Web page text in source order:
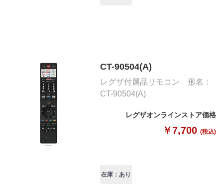
CT-90504(A)
レグザ付属品リモコン 形名：
CT-90504(A)
レグザオンラインストア価格
￥7,700 (税込)
在庫：あり